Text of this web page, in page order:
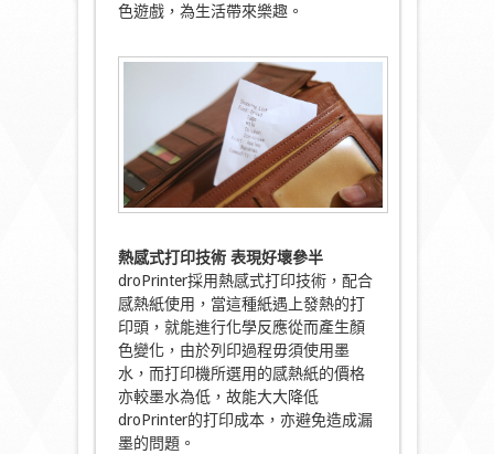
色遊戲，為生活帶來樂趣。
熱感式打印技術 表現好壞參半
droPrinter採用熱感式打印技術，配合
感熱紙使用，當這種紙遇上發熱的打
印頭，就能進行化學反應從而產生顏
色變化，由於列印過程毋須使用墨
水，而打印機所選用的感熱紙的價格
亦較墨水為低，故能大大降低
droPrinter的打印成本，亦避免造成漏
墨的問題。